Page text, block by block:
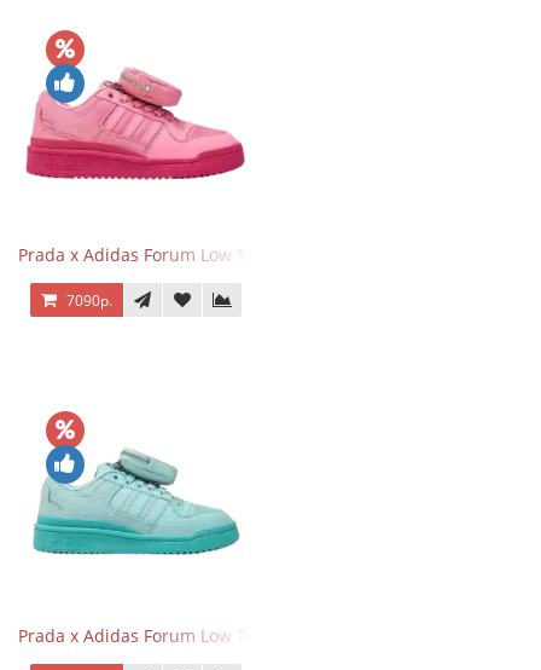
Prada x Adidas Forum Low Triple Pink
7090р.
Prada x Adidas Forum Low Triple Mint